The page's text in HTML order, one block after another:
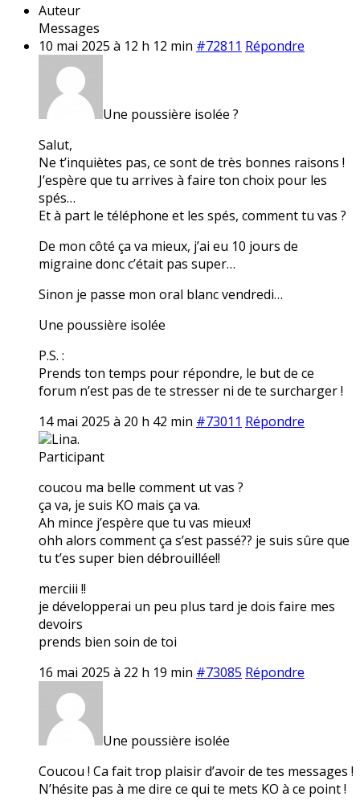
Auteur
Messages
10 mai 2025 à 12 h 12 min #72811 Répondre
Une poussière isolée ?
Salut,
Ne t’inquiètes pas, ce sont de très bonnes raisons !
J’espère que tu arrives à faire ton choix pour les
spés…
Et à part le téléphone et les spés, comment tu vas ?
De mon côté ça va mieux, j’ai eu 10 jours de
migraine donc c’était pas super…
Sinon je passe mon oral blanc vendredi…
Une poussière isolée
P.S. :
Prends ton temps pour répondre, le but de ce
forum n’est pas de te stresser ni de te surcharger !
14 mai 2025 à 20 h 42 min #73011 Répondre
Lina.
Participant
coucou ma belle comment ut vas ?
ça va, je suis KO mais ça va.
Ah mince j’espère que tu vas mieux!
ohh alors comment ça s’est passé?? je suis sûre que
tu t’es super bien débrouillée!!
merciii !!
je développerai un peu plus tard je dois faire mes
devoirs
prends bien soin de toi
16 mai 2025 à 22 h 19 min #73085 Répondre
Une poussière isolée
Coucou ! Ca fait trop plaisir d’avoir de tes messages !
N’hésite pas à me dire ce qui te mets KO à ce point !